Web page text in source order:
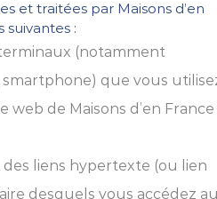
et traitées par Maisons d’en
suivantes :
(notamment
que vous
de Maisons d’en France
des liens hypertexte (ou lien
desquels vous accédez